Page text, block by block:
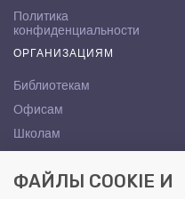
Политика
конфиденциальности
ОРГАНИЗАЦИЯМ
Библиотекам
Офисам
Школам
КОНТАКТЫ
ФАЙЛЫ COOKIE И